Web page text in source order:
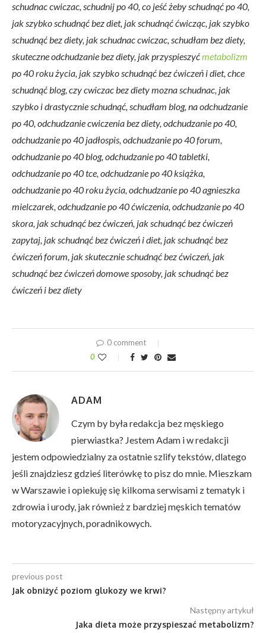
schudnac cwiczac, schudnij po 40, co jeść żeby schudnąć po 40,
jak szybko schudnąć bez diet, jak schudnąć ćwicząc, jak szybko
schudnąć bez diety, jak schudnac cwiczac, schudłam bez diety,
skuteczne odchudzanie bez diety, jak przyspieszyćmetabolizm
po 40 roku życia, jak szybko schudnąć bez ćwiczeń i diet, chce
schudnąć blog, czy cwiczac bez diety mozna schudnac, jak
szybko i drastycznie schudnąć, schudłam blog, na odchudzanie
po 40, odchudzanie cwiczenia bez diety, odchudzanie po 40,
odchudzanie po 40 jadłospis, odchudzanie po 40 forum,
odchudzanie po 40 blog, odchudzanie po 40 tabletki,
odchudzanie po 40 tce, odchudzanie po 40 książka,
odchudzanie po 40 roku życia, odchudzanie po 40 agnieszka
mielczarek, odchudzanie po 40 ćwiczenia, odchudzanie po 40
skora, jak schudnąć bez ćwiczeń, jak schudnąć bez ćwiczeń
zapytaj, jak schudnąć bez ćwiczeń i diet, jak schudnąć bez
ćwiczeń forum, jak skutecznie schudnąć bez ćwiczeń, jak
schudnąć bez ćwiczeń domowe sposoby, jak schudnąć bez
ćwiczeń i bez diety
0 comment
0
ADAM
Czym by była redakcja bez męskiego
pierwiastka? Jestem Adam i w redakcji
jestem odpowiedzialny za ostatnie szlify tekstów, dlatego
jeśli znajdziesz gdzieś literówkę to pisz do mnie. Mieszkam
w Warszawie i opiekuję się kilkoma serwisami z tematyk i
zdrowia i urody, jak również z bardziej męskich tematów
motoryzacyjnych, poradnikowych.
previous post
Jak obniżyć poziom glukozy we krwi?
Następny artykuł
Jaka dieta może przyspieszać metabolizm?